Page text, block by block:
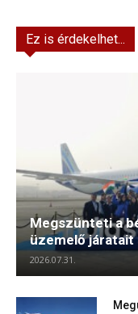
Ez is érdekelhet...
Megszünteti a
üzemelő járatait
2026.07.31.